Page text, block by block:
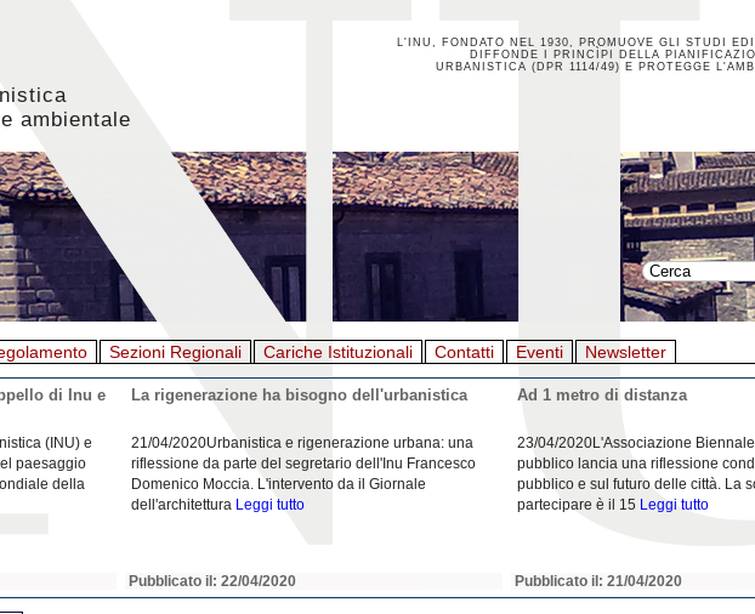
ambientale
L'INU, FONDATO NEL 1930, PROMUOVE GLI STUDI
DIFFONDE I PRINCÌPI DELLA
URBANISTICA (DPR 1114/49) E PROTEGGE
Sezioni Regionali Cariche Istituzionali Contatti Eventi Newsletter
di Inu e
(INU) e
paesaggio
della
La rigenerazione ha bisogno dell'urbanistica
21/04/2020Urbanistica e rigenerazione urbana: una
riflessione da parte del segretario dell'Inu Francesco
Domenico Moccia. L'intervento da il Giornale
dell'architettura Leggi tutto
Pubblicato il: 22/04/2020
Ad 1 metro di distanza
23/04/2020L'Associazione
pubblico lancia una riflessione
pubblico e sul futuro delle città. La
partecipare è il 15 Leggi tutto
Pubblicato il: 21/04/2020